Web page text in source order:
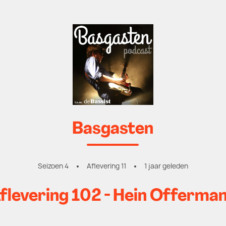
Basgasten
Seizoen 4 Aflevering 11 1 jaar geleden
102 - Hein